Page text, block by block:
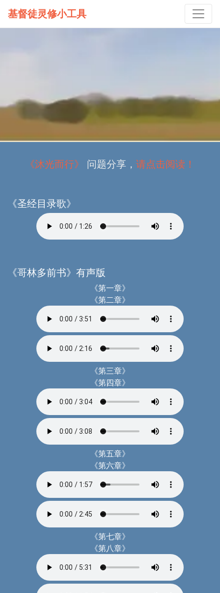
基督徒灵修小工具
《沐光而行》 问题分享， 请点击阅读！
《圣经目录歌》
《哥林多前书》有声版
《第一章》
《第二章》
《第三章》
《第四章》
《第五章》
《第六章》
《第七章》
《第八章》